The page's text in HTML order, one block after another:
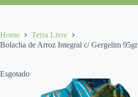
Home
Terra Livre
Bolacha de Arroz Integral c/ Gergelim 95gr
Esgotado